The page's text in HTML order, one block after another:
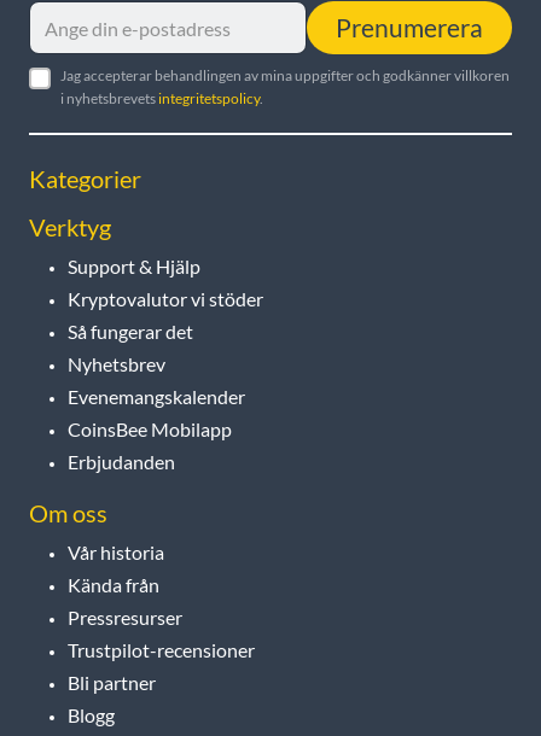
Prenumerera
Jag accepterar behandlingen av mina uppgifter och godkänner villkoren
i nyhetsbrevets integritetspolicy.
Kategorier
Verktyg
Support & Hjälp
Kryptovalutor vi stöder
Så fungerar det
Nyhetsbrev
Evenemangskalender
CoinsBee Mobilapp
Erbjudanden
Om oss
Vår historia
Kända från
Pressresurser
Trustpilot-recensioner
Bli partner
Blogg